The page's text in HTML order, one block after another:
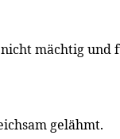
mächtig und
gelähmt.